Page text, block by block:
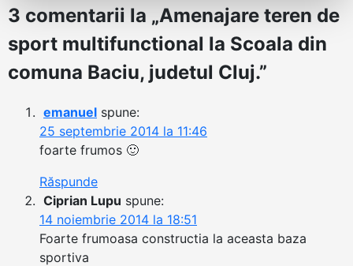
3 comentarii la „Amenajare teren de
sport multifunctional la Scoala din
comuna Baciu, judetul Cluj.”
emanuel spune:
25 septembrie 2014 la 11:46
foarte frumos 🙂
Răspunde
Ciprian Lupu spune:
14 noiembrie 2014 la 18:51
Foarte frumoasa constructia la aceasta baza
sportiva